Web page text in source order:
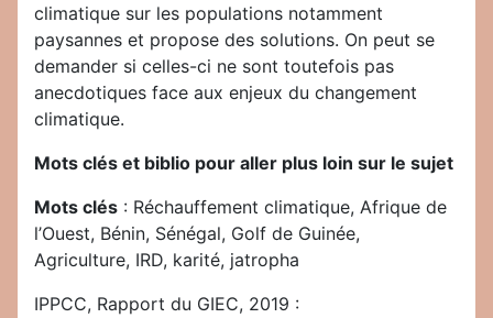
climatique sur les populations notamment
paysannes et propose des solutions. On peut se
demander si celles-ci ne sont toutefois pas
anecdotiques face aux enjeux du changement
climatique.
Mots clés et biblio pour aller plus loin sur le sujet
Mots clés : Réchauffement climatique, Afrique de
l’Ouest, Bénin, Sénégal, Golf de Guinée,
Agriculture, IRD, karité, jatropha
IPPCC, Rapport du GIEC, 2019 :